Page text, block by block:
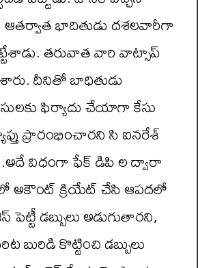
ఆతర్వాత భాదితుడు దశలవారీగా
తరువాత వారి వాట్సాప్
దీనితో బాధితుడు
ఫిర్యాదు చేయాగా కేసు
ప్రారంభించారని సి ఐనరేశ్
విధంగా ఫేక్ డిపి ల ద్వారా
క్రియేట్ చేసి ఆపదలో
డబ్బులు అడుగుతారని,
కొట్టించి డబ్బులు